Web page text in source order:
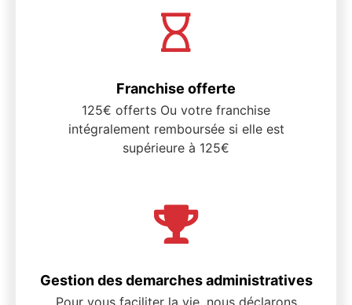
Franchise offerte
125€ offerts Ou votre franchise
intégralement remboursée si elle est
supérieure à 125€
Gestion des demarches administratives
Pour vous faciliter la vie, nous déclarons